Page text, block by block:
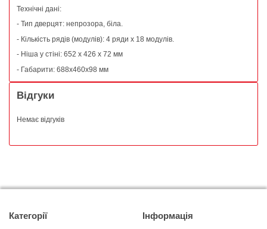
Технічні дані:
- Тип дверцят: непрозора, біла.
- Кількість рядів (модулів): 4 ряди x 18 модулів.
- Ніша у стіні: 652 x 426 x 72 мм
- Габарити: 688х460х98 мм
Відгуки
Немає відгуків
Категорії Інформація